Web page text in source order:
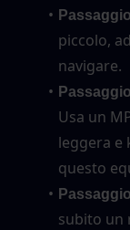
piccolo,
navigare.
Usa un
leggera e
questo
subito un